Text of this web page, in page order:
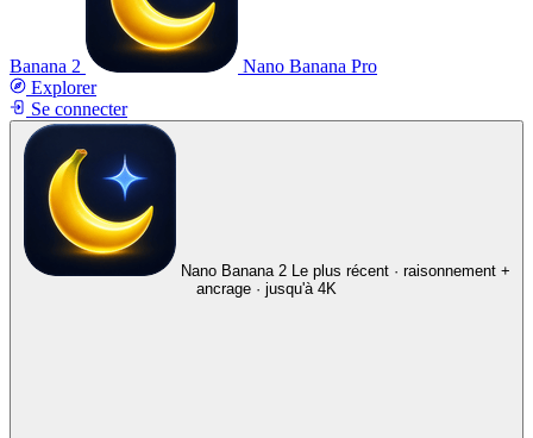
Banana 2
Nano Banana Pro
Explorer
Se connecter
Nano Banana 2 Le plus récent · raisonnement +
ancrage · jusqu'à 4K